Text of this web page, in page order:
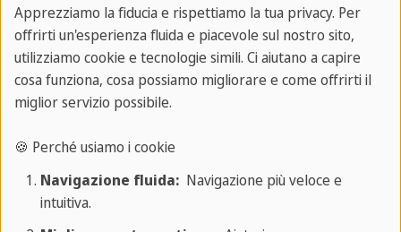
stabilire standard di qualità in tutti gli aspetti
relativi al soggiorno dello studente a Malta, inclusi
i requisiti di sicurezza, benessere, alloggio e tempo
libero.
Apprezziamo la fiducia e rispettiamo la tua privacy. Per
offrirti un'esperienza fluida e piacevole sul nostro sito,
utilizziamo cookie e tecnologie simili. Ci aiutano a capire
cosa funziona, cosa possiamo migliorare e come offrirti il
miglior servizio possibile.
🍪 Perché usiamo i cookie
Navigazione fluida:Navigazione più veloce e
intuitiva.